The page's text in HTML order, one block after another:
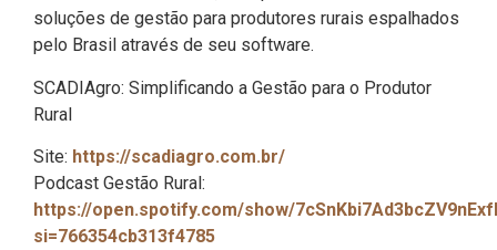
soluções de gestão para produtores rurais espalhados
pelo Brasil através de seu software.
SCADIAgro: Simplificando a Gestão para o Produtor
Rural
Site: https://scadiagro.com.br/
Podcast Gestão Rural:
https://open.spotify.com/show/
si=766354cb313f4785